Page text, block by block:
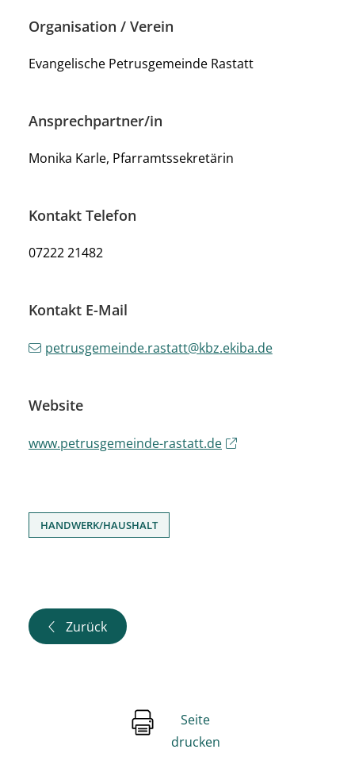
Organisation / Verein
Evangelische Petrusgemeinde Rastatt
Ansprechpartner/in
Monika Karle, Pfarramtssekretärin
Kontakt Telefon
07222 21482
Kontakt E-Mail
petrusgemeinde.rastatt@kbz.ekiba.de
Website
www.petrusgemeinde-rastatt.de
HANDWERK/HAUSHALT
Zurück
Seite
drucken